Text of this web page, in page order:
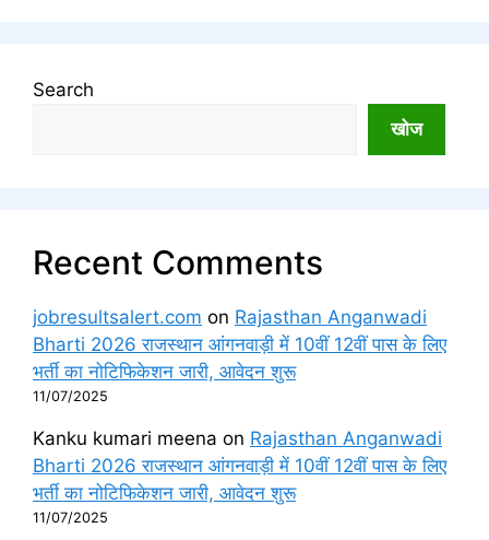
Search
खोज
Recent Comments
jobresultsalert.com on Rajasthan Anganwadi
Bharti 2026 राजस्थान आंगनवाड़ी में 10वीं 12वीं पास के लिए
भर्ती का नोटिफिकेशन जारी, आवेदन शुरू
11/07/2025
Kanku kumari meena on Rajasthan Anganwadi
Bharti 2026 राजस्थान आंगनवाड़ी में 10वीं 12वीं पास के लिए
भर्ती का नोटिफिकेशन जारी, आवेदन शुरू
11/07/2025